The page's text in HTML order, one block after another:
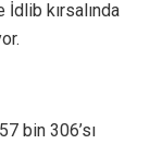
İdlib kırsalında
bin 306’sı